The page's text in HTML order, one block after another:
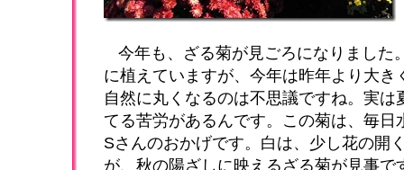
今年も、ざる菊が見ごろになりました
に植えていますが、今年は昨年より大き
自然に丸くなるのは不思議ですね。実は
てる苦労があるんです。この菊は、毎日
Sさんのおかげです。白は、少し花の開
が、秋の陽ざしに映えるざる菊が見事で